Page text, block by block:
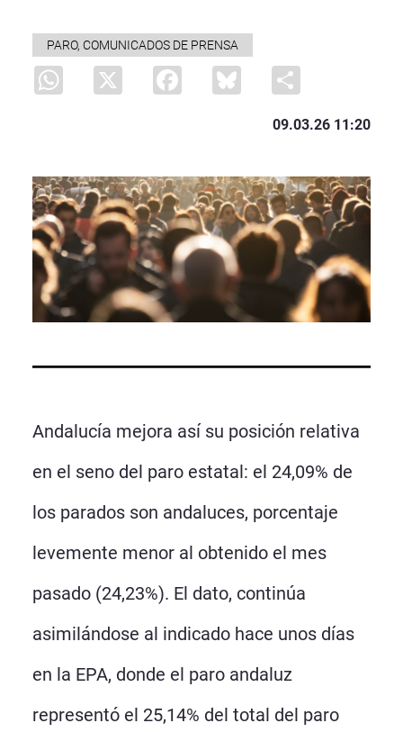
PARO, COMUNICADOS DE PRENSA
WhatsApp
X Facebook Bluesky
09.03.26 11:20
Andalucía mejora así su posición relativa
en el seno del paro estatal: el 24,09% de
los parados son andaluces, porcentaje
levemente menor al obtenido el mes
pasado (24,23%). El dato, continúa
asimilándose al indicado hace unos días
en la EPA, donde el paro andaluz
representó el 25,14% del total del paro